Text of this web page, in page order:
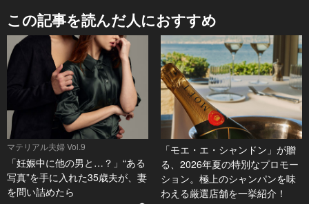
この記事を読んだ人におすすめ
マテリアル夫婦 Vol.9
「妊娠中に他の男と…？」“ある
写真”を手に入れた35歳夫が、妻
を問い詰めたら
「モエ・エ・シャンドン」が贈
る、2026年夏の特別なプロモー
ション。極上のシャンパンを味
わえる厳選店舗を一挙紹介！